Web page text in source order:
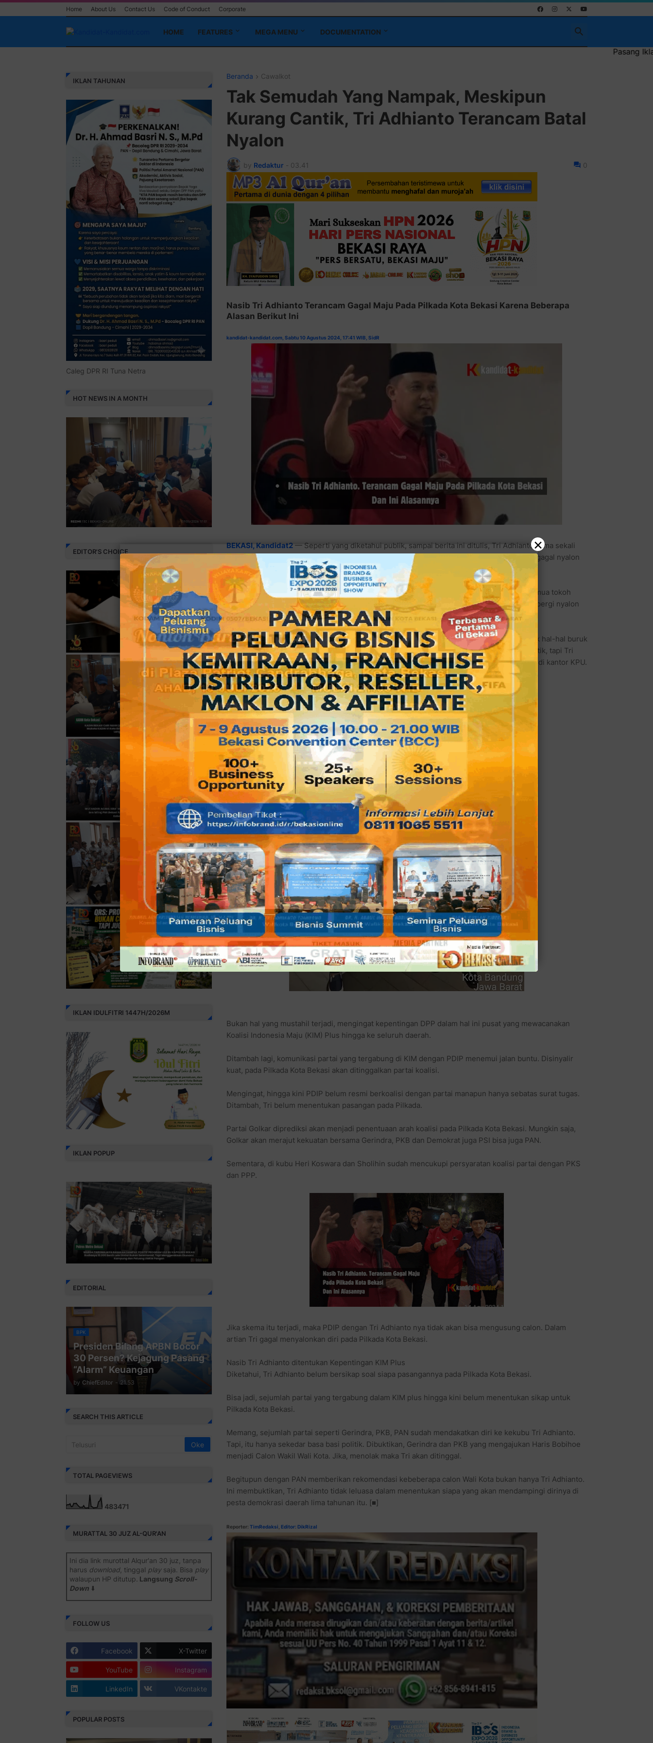
Home About Us Contact Us Code of Conduct Corporate
HOME FEATURES MEGA MENU DOCUMENTATION
Pasang Iklan Running Text
Beranda Cawalkot
Tak Semudah Yang Nampak, Meskipun
Kurang Cantik, Tri Adhianto Terancam Batal
Nyalon
by Redaktur - 03.41 0
Nasib Tri Adhianto Terancam Gagal Maju Pada Pilkada Kota Bekasi Karena Beberapa
Alasan Berikut Ini
kandidat-kandidat.com, Sabtu 10 Agustus 2024, 17:41 WIB, SidR
BEKASI, Kandidat2— Seperti yang diketahui publik, sampai berita ini ditulis, Tri Adhianto sama sekali
belum menyatakan siapa calon wakil walikota pasangannya. Artinya Tri Adhianto terancam gagal nyalon
di Pilkada Kota Bekasi 2024.
Padahal setiap menjelang pendaftaran peserta pilkada (pemilihan kepala daerah), maka semua tokoh
yang akan ikut kontestasi akan mempercantik diri di tengah publik, oleh sebab itu dia akan pergi nyalon
(ke salon) di tempat pameran segala kecantikan diri yang bernama kantor KPU.
Namun sayangnya, Tri Adhianto meskipun ada beberapa hal yang mencuat ke tengah publik hal-hal buruk
baik yang diangkat maupun tidak membuat dirinya sebagai mantan walikota jadi kurang cantik, tapi Tri
Adhianto besar kemungkinannya tidak ikut nyalon, sekalipun di Rudy Hadisuwarno, apalagi di kantor KPU.
Bukan hal yang mustahil terjadi, mengingat kepentingan DPP dalam hal ini pusat yang mewacanakan
Koalisi Indonesia Maju (KIM) Plus hingga ke seluruh daerah.
Ditambah lagi, komunikasi partai yang tergabung di KIM dengan PDIP menemui jalan buntu. Disinyalir
kuat, pada Pilkada Kota Bekasi akan ditinggalkan partai koalisi.
Mengingat, hingga kini PDIP belum resmi berkoalisi dengan partai manapun hanya sebatas surat tugas.
Ditambah, Tri belum menentukan pasangan pada Pilkada.
Partai Golkar diprediksi akan menjadi penentuaan arah koalisi pada Pilkada Kota Bekasi. Mungkin saja,
Golkar akan merajut kekuatan bersama Gerindra, PKB dan Demokrat juga PSI bisa juga PAN.
Sementara, di kubu Heri Koswara dan Sholihin sudah mencukupi persyaratan koalisi partai dengan PKS
dan PPP.
Jika skema itu terjadi, maka PDIP dengan Tri Adhianto nya tidak akan bisa mengusung calon. Dalam
artian Tri gagal menyalonkan diri pada Pilkada Kota Bekasi.
Nasib Tri Adhianto ditentukan Kepentingan KIM Plus
Diketahui, Tri Adhianto belum bersikap soal siapa pasangannya pada Pilkada Kota Bekasi.
Bisa jadi, sejumlah partai yang tergabung dalam KIM plus hingga kini belum menentukan sikap untuk
Pilkada Kota Bekasi.
Memang, sejumlah partai seperti Gerindra, PKB, PAN sudah mendakatkan diri ke kekubu Tri Adhianto.
Tapi, itu hanya sekedar basa basi politik. Dibuktikan, Gerindra dan PKB yang mengajukan Haris Bobihoe
menjadi Calon Wakil Wali Kota. Jika, menolak maka Tri akan ditinggal.
Begitupun dengan PAN memberikan rekomendasi kebeberapa calon Wali Kota bukan hanya Tri Adhianto.
Ini membuktikan, Tri Adhianto tidak leluasa dalam menentukan siapa yang akan mendampingi dirinya di
pesta demokrasi daerah lima tahunan itu. [■]
Reporter: TimRedaksi Editor: DikRizal
IKLAN TAHUNAN
Caleg DPR RI Tuna Netra
HOT NEWS IN A MONTH
EDITOR'S CHOICE
IKLAN IDULFITRI 1447H/2026M
IKLAN POPUP
×
EDITORIAL
BPK
Presiden Bilang APBN Bocor
30 Persen? Kejagung Pasang
“Alarm” Keuangan
by ChiefEditor - 21.53
SEARCH THIS ARTICLE
TOTAL PAGEVIEWS
483471
MURATTAL 30 JUZ AL-QUR'AN
Ini dia link murottal Alqur'an 30 juz, tanpa
harus download, tinggal playsaja. Bisa play
walaupun HP ditutup. Langsung Scroll-
Down⬇️
Juz 1 ⇨http://j.mp/2b8SiNO
Juz 2 ⇨http://j.mp/2b8RJmQ
Juz 3 ⇨http://j.mp/2bFSrtF
Juz 4 ⇨http://j.mp/2b8SXi3
Juz 5 ⇨http://j.mp/2b8RZm3
Juz 6 ⇨http://j.mp/28MBohs
Juz 7 ⇨http://j.mp/2bFRIZC
FOLLOW US
Facebook X-Twitter
YouTube Instagram
LinkedIn VKontakte
POPULAR POSTS